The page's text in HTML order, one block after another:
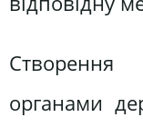
Створення
органами